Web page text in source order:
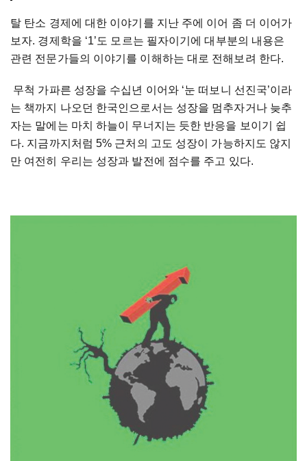
탈 탄소 경제에 대한 이야기를 지난 주에 이어 좀 더 이어가
보자. 경제학을 ‘1’도 모르는 필자이기에 대부분의 내용은
관련 전문가들의 이야기를 이해하는 대로 전해보려 한다.
무척 가파른 성장을 수십년 이어와 ‘눈 떠보니 선진국’이라
는 책까지 나오던 한국인으로서는 성장을 멈추자거나 늦추
자는 말에는 마치 하늘이 무너지는 듯한 반응을 보이기 쉽
다. 지금까지처럼 5% 근처의 고도 성장이 가능하지도 않지
만 여전히 우리는 성장과 발전에 점수를 주고 있다.